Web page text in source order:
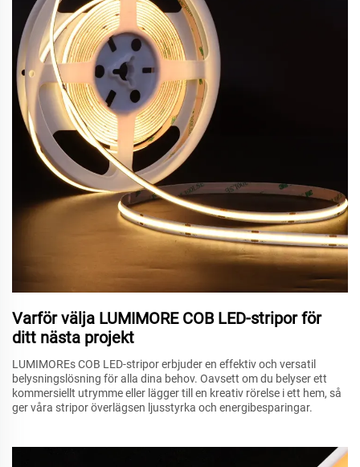
Varför välja LUMIMORE COB LED-stripor för
ditt nästa projekt
LUMIMOREs COB LED-stripor erbjuder en effektiv och versatil
belysningslösning för alla dina behov. Oavsett om du belyser ett
kommersiellt utrymme eller lägger till en kreativ rörelse i ett hem, så
ger våra stripor överlägsen ljusstyrka och energibesparingar.